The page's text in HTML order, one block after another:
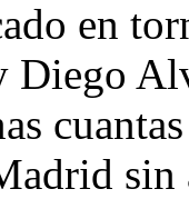
en
Diego
sin